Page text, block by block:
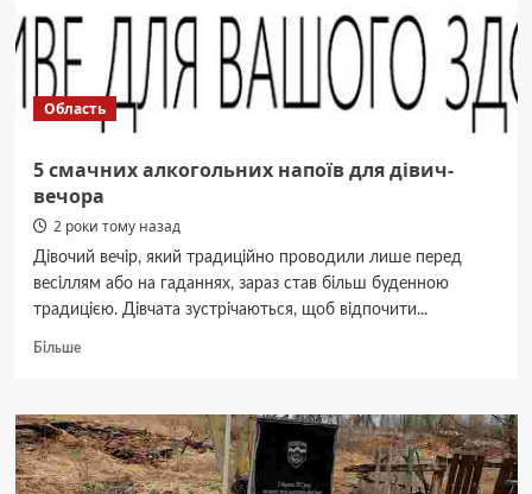
Область
5 смачних алкогольних напоїв для дівич-
вечора
2 роки тому назад
Дівочий вечір, який традиційно проводили лише перед
весіллям або на гаданнях, зараз став більш буденною
традицією. Дівчата зустрічаються, щоб відпочити...
БільшеДокладніше
смачних
алкогольних
напоїв
для